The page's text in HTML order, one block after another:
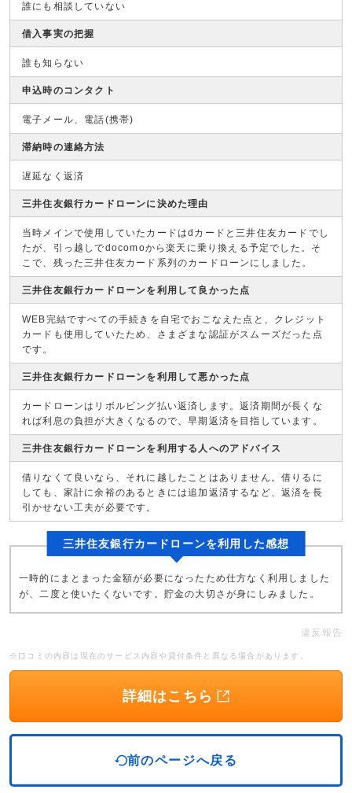
誰にも相談していない
借入事実の把握
誰も知らない
申込時のコンタクト
電子メール、電話(携帯)
滞納時の連絡方法
遅延なく返済
三井住友銀行カードローンに決めた理由
当時メインで使用していたカードはdカードと三井住友カードでし
たが、引っ越しでdocomoから楽天に乗り換える予定でした。そ
こで、残った三井住友カード系列のカードローンにしました。
三井住友銀行カードローンを利用して良かった点
WEB完結ですべての手続きを自宅でおこなえた点と、クレジット
カードも使用していたため、さまざまな認証がスムーズだった点
です。
三井住友銀行カードローンを利用して悪かった点
カードローンはリボルビング払い返済します。返済期間が長くな
れば利息の負担が大きくなるので、早期返済を目指しています。
三井住友銀行カードローンを利用する人へのアドバイス
借りなくて良いなら、それに越したことはありません。借りるに
しても、家計に余裕のあるときには追加返済するなど、返済を長
引かせない工夫が必要です。
三井住友銀行カードローンを利用した感想
一時的にまとまった金額が必要になったため仕方なく利用しました
が、二度と使いたくないです。貯金の大切さが身にしみました。
違反報告
※口コミの内容は現在のサービス内容や貸付条件と異なる場合があります。
詳細はこちら
前のページへ戻る